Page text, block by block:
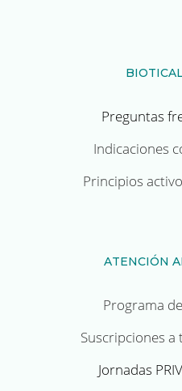
Preguntas
Indicaciones
Principios
ATENCIÓN
Programa
Suscripciones
Jornadas